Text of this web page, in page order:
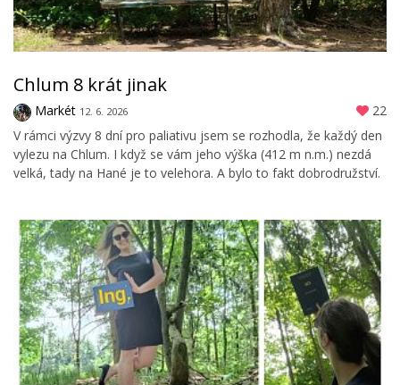
Chlum 8 krát jinak
Markét 12. 6. 2026
22
V rámci výzvy 8 dní pro paliativu jsem se rozhodla, že každý den
vylezu na Chlum. I když se vám jeho výška (412 m n.m.) nezdá
velká, tady na Hané je to velehora. A bylo to fakt dobrodružství.